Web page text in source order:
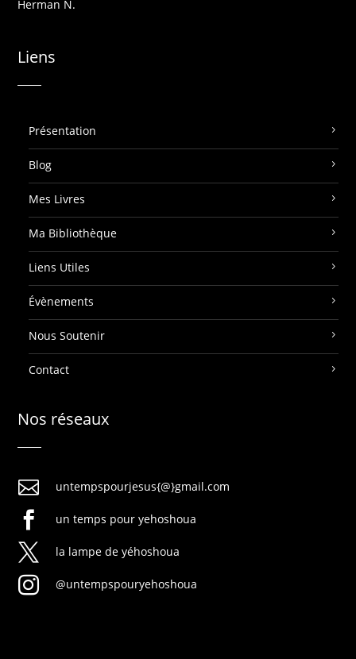
Herman N.
Liens
Présentation
Blog
Mes Livres
Ma Bibliothèque
Liens Utiles
Évènements
Nous Soutenir
Contact
Nos réseaux
 untempspourjesus{@}gmail.com
 un temps pour yehoshoua
 la lampe de yéhoshoua
 @untempspouryehoshoua